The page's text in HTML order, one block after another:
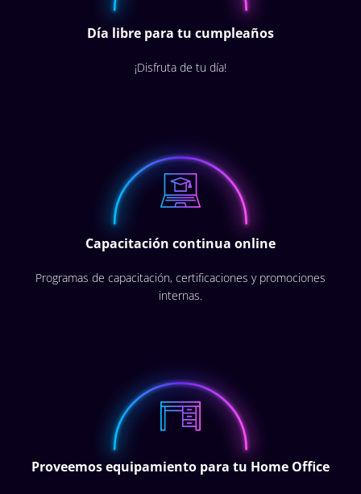
Día libre para tu cumpleaños
¡Disfruta de tu día!
Capacitación continua online
Programas de capacitación, certificaciones y promociones
internas.
Proveemos equipamiento para tu Home Office